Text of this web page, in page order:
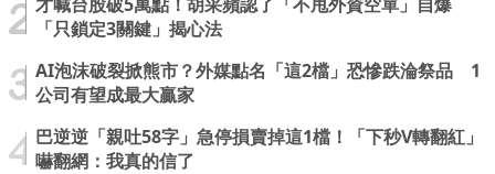
「只鎖定3關鍵」揭心法
AI泡沫破裂掀熊市？外媒點名「這2檔」恐慘跌淪祭品 1
公司有望成最大贏家
巴逆逆「親吐58字」急停損賣掉這1檔！「下秒V轉翻紅」
嚇翻網：我真的信了